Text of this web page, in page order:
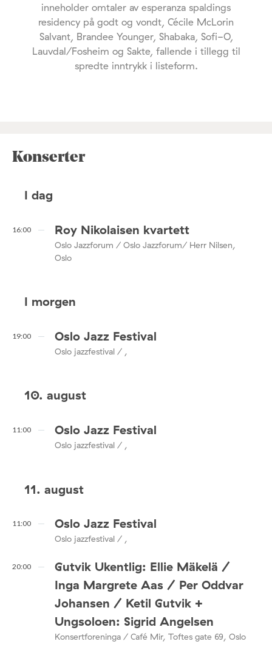
inneholder omtaler av esperanza spaldings
residency på godt og vondt, Cécile McLorin
Salvant, Brandee Younger, Shabaka, Sofi-O,
Lauvdal/Fosheim og Sakte, fallende i tillegg til
spredte inntrykk i listeform.
Konserter
I dag
16:00 Roy Nikolaisen kvartett
Oslo Jazzforum / Oslo Jazzforum/ Herr Nilsen,
Oslo
I morgen
19:00 Oslo Jazz Festival
Oslo jazzfestival / ,
10. august
11:00 Oslo Jazz Festival
Oslo jazzfestival / ,
11. august
11:00 Oslo Jazz Festival
Oslo jazzfestival / ,
20:00
Gutvik Ukentlig: Ellie Mäkelä /
Inga Margrete Aas / Per Oddvar
Johansen / Ketil Gutvik +
Ungsoloen: Sigrid Angelsen
Konsertforeninga / Café Mir, Toftes gate 69, Oslo